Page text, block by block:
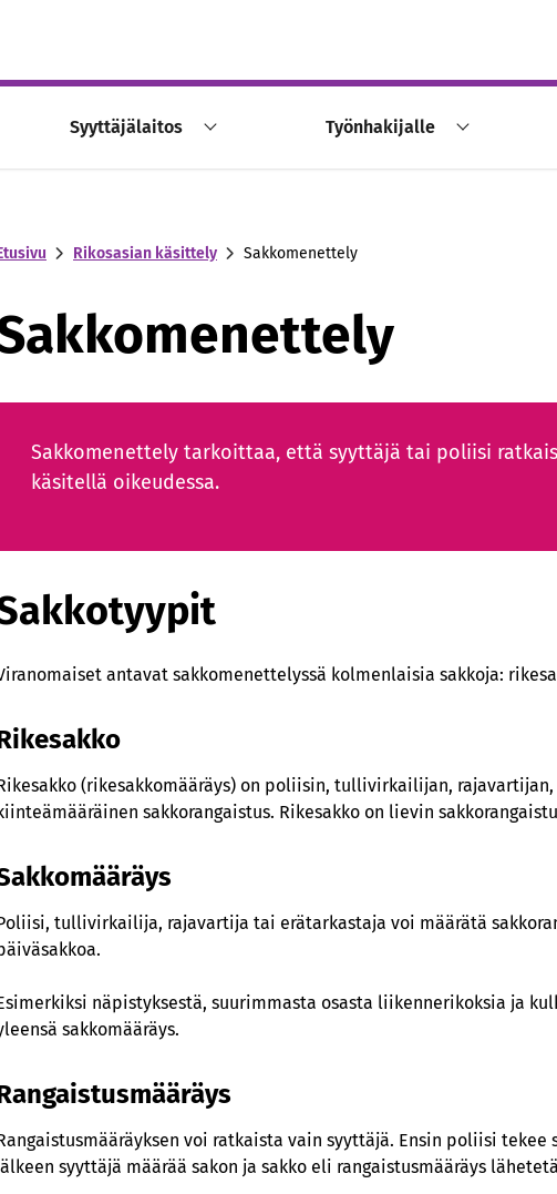
Syyttäjälaitos Työnhakijalle
Rikosasian käsittely Sakkomenettely
Sakkomenettely tarkoittaa, että syyttäjä tai poliisi
käsitellä oikeudessa.
antavat sakkomenettelyssä kolmenlaisia sakkoja:
(rikesakkomääräys) on poliisin, tullivirkailijan,
sakkorangaistus. Rikesakko on lievin
tullivirkailija, rajavartija tai erätarkastaja voi määrätä
näpistyksestä, suurimmasta osasta liikennerikoksia ja
sakkomääräys.
voi ratkaista vain syyttäjä. Ensin poliisi
syyttäjä määrää sakon ja sakko eli rangaistusmääräys